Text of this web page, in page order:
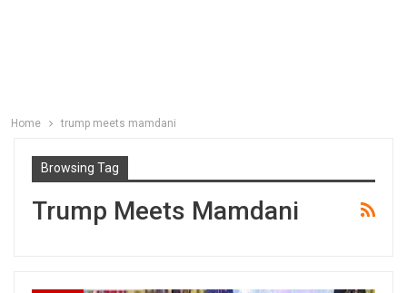
Home trump meets mamdani
Browsing Tag
Trump Meets Mamdani